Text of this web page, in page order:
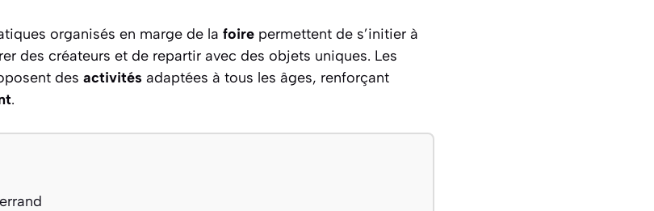
organisés en marge de la foire permettent de s’initier à
des créateurs et de repartir avec des objets uniques. Les
des activités adaptées à tous les âges, renforçant
.